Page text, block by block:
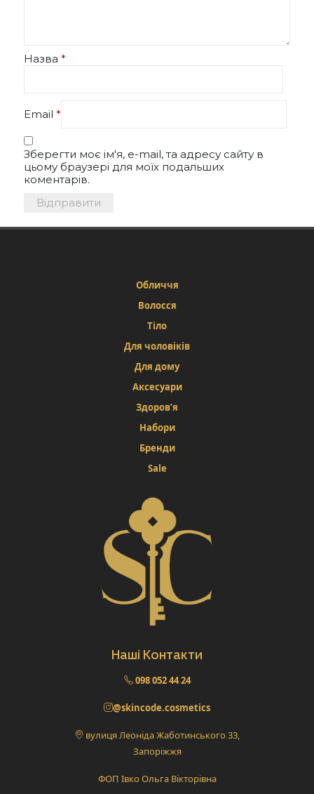
Назва *
Email *
Зберегти моє ім'я, e-mail, та адресу сайту в
цьому браузері для моїх подальших
коментарів.
Обличчя
Волосся
Тіло
Для чоловіків
Для дому
Аксесуари
Здоров’я
Набори
Бренди
Sale
Наші Контакти
098 052 44 24
@skincode.cosmetics
вулиця Леоніда Жаботинського 33,
Запоріжжя
ФОП Івко Ольга Вікторівна